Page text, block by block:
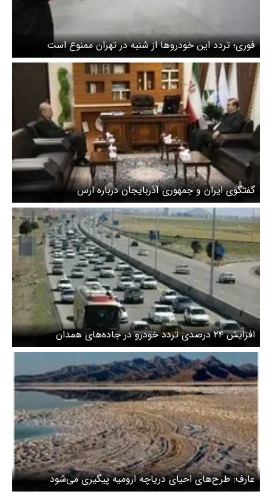
فوری؛ تردد این خودروها از شنبه در تهران ممنوع است
گفتگوی ایران و جمهوری آذربایجان درباره ارس
افزایش ۲۴ درصدی تردد خودرو در جاده‌های همدان
عارف: طرح‌های احیای دریاچه ارومیه پیگیری می‌شود